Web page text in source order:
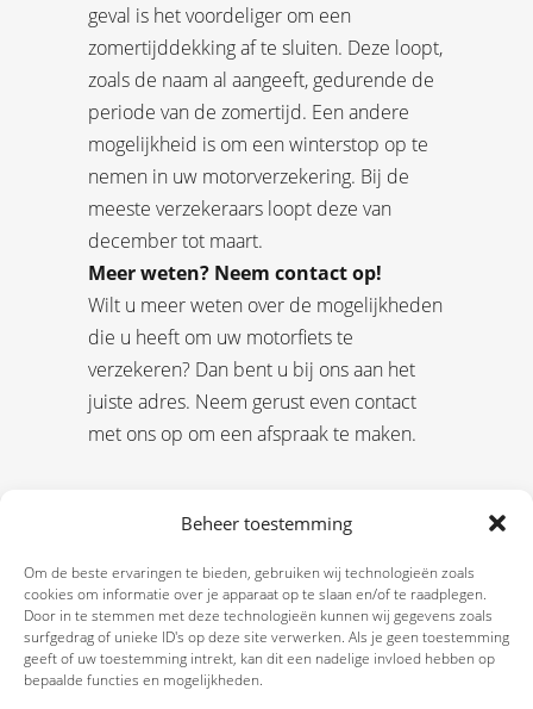
Beheer toestemming
Om de beste ervaringen te bieden, gebruiken wij technologieën zoals
cookies om informatie over je apparaat op te slaan en/of te raadplegen.
Door in te stemmen met deze technologieën kunnen wij gegevens zoals
surfgedrag of unieke ID's op deze site verwerken. Als je geen toestemming
geeft of uw toestemming intrekt, kan dit een nadelige invloed hebben op
bepaalde functies en mogelijkheden.
geval is het voordeliger om een
zomertijddekking af te sluiten. Deze loopt,
zoals de naam al aangeeft, gedurende de
periode van de zomertijd. Een andere
mogelijkheid is om een winterstop op te
nemen in uw motorverzekering. Bij de
meeste verzekeraars loopt deze van
december tot maart.
Meer weten? Neem contact op!
Wilt u meer weten over de mogelijkheden
die u heeft om uw motorfiets te
verzekeren? Dan bent u bij ons aan het
juiste adres. Neem gerust even contact
met ons op om een afspraak te maken.